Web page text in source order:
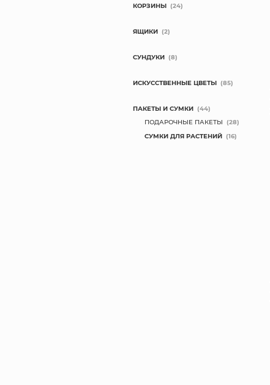
КОРЗИНЫ (24)
ЯЩИКИ (2)
СУНДУКИ (8)
ИСКУССТВЕННЫЕ ЦВЕТЫ (85)
ПАКЕТЫ И СУМКИ (44)
ПОДАРОЧНЫЕ ПАКЕТЫ (28)
СУМКИ ДЛЯ РАСТЕНИЙ (16)